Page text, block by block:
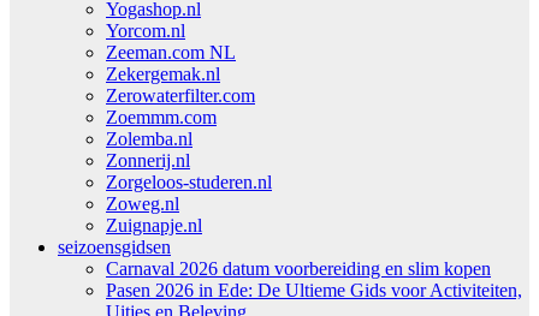
Yogashop.nl
Yorcom.nl
Zeeman.com NL
Zekergemak.nl
Zerowaterfilter.com
Zoemmm.com
Zolemba.nl
Zonnerij.nl
Zorgeloos-studeren.nl
Zoweg.nl
Zuignapje.nl
seizoensgidsen
Carnaval 2026 datum voorbereiding en slim kopen
Pasen 2026 in Ede: De Ultieme Gids voor Activiteiten,
Uitjes en Beleving